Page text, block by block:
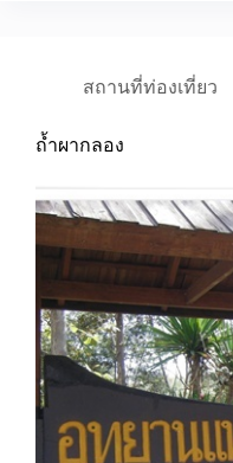
สถานที่ท่องเที่ยว
ถ้ำผากลอง